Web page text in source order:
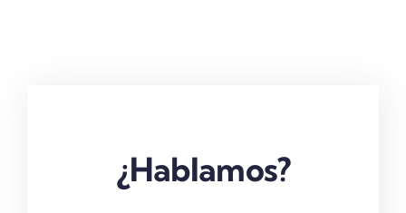
¿Hablamos?